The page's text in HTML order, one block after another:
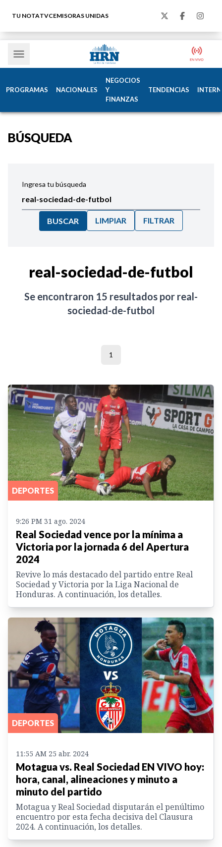
TU NOTATVCEMISORAS UNIDAS
PROGRAMAS NACIONALES
NEGOCIOS
Y
FINANZAS
TENDENCIAS
BÚSQUEDA
Ingresa tu búsqueda
BUSCAR LIMPIAR FILTRAR
real-sociedad-de-futbol
Se encontraron 15 resultados por real-
sociedad-de-futbol
1
DEPORTES
9:26 PM 31 ago. 2024
Real Sociedad vence por la mínima a
Victoria por la jornada 6 del Apertura
2024
Revive lo más destacado del partido entre Real
Sociedad y Victoria por la Liga Nacional de
Honduras. A continuación, los detalles.
DEPORTES
11:55 AM 25 abr. 2024
Motagua vs. Real Sociedad EN VIVO hoy:
hora, canal, alineaciones y minuto a
minuto del partido
Motagua y Real Sociedad disputarán el penúltimo
encuentro por esta fecha decisiva del Clausura
2024. A continuación, los detalles.